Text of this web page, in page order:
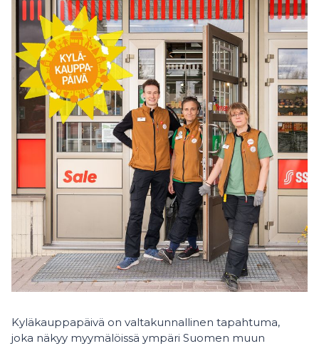
Kyläkauppapäivä on valtakunnallinen tapahtuma,
joka näkyy myymälöissä ympäri Suomen muun